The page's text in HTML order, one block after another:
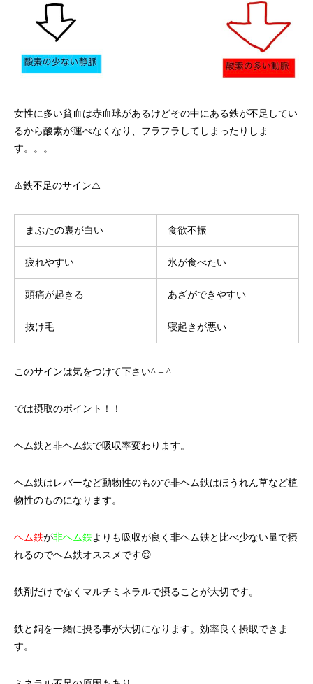
女性に多い貧血は赤血球があるけどその中にある鉄が不足してい
るから酸素が運べなくなり、フラフラしてしまったりしま
す。。。
⚠️鉄不足のサイン⚠️
まぶたの裏が白い 食欲不振
疲れやすい 氷が食べたい
頭痛が起きる あざができやすい
抜け毛 寝起きが悪い
このサインは気をつけて下さい^ – ^
では摂取のポイント！！
ヘム鉄と非ヘム鉄で吸収率変わります。
ヘム鉄はレバーなど動物性のもので非ヘム鉄はほうれん草など植
物性のものになります。
ヘム鉄が非ヘム鉄よりも吸収が良く非ヘム鉄と比べ少ない量で摂
れるのでヘム鉄オススメです😊
鉄剤だけでなくマルチミネラルで摂ることが大切です。
鉄と銅を一緒に摂る事が大切になります。効率良く摂取できま
す。